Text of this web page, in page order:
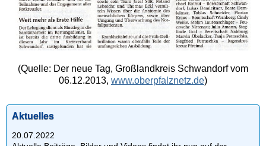
(Quelle: Der neue Tag, Großlandkreis Schwandorf vom
06.12.2013, www.oberpfalznetz.de)
Aktuelles
20.07.2022